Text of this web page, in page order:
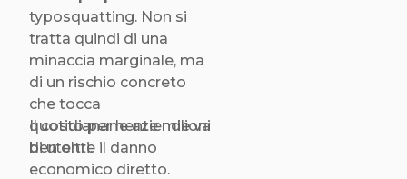
typosquatting. Non si
tratta quindi di una
minaccia marginale, ma
di un rischio concreto
che tocca
quotidianamente milioni
di utenti.
Il costo per le aziende va
ben oltre il danno
economico diretto.